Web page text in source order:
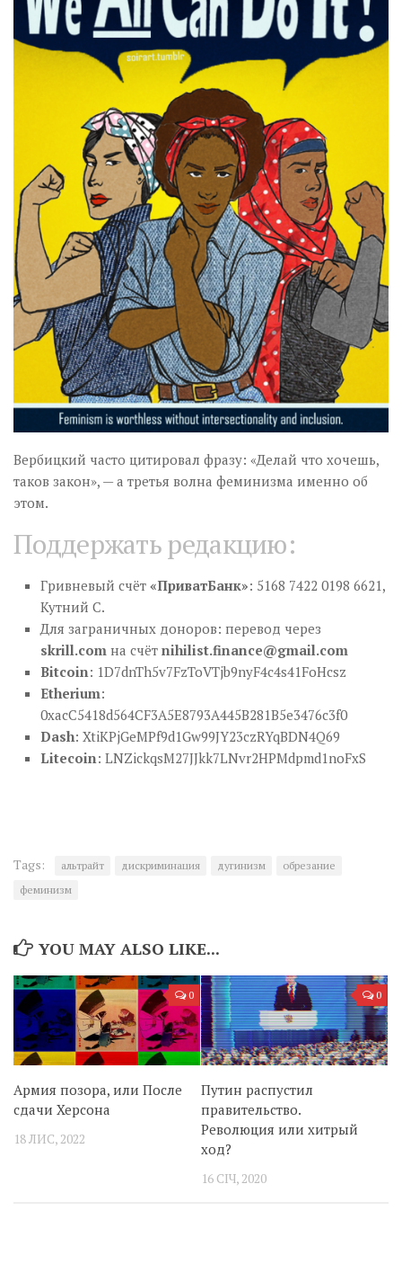
Вербицкий часто цитировал фразу: «Делай что хочешь,
таков закон», — а третья волна феминизма именно об
этом.
Поддержать редакцию:
Гривневый счёт «ПриватБанк»: 5168 7422 0198 6621,
Кутний С.
Для заграничных доноров: перевод через
skrill.com на счёт nihilist.finance@gmail.com
Bitcoin: 1D7dnTh5v7FzToVTjb9nyF4c4s41FoHcsz
Etherium:
0xacC5418d564CF3A5E8793A445B281B5e3476c3f0
Dash: XtiKPjGeMPf9d1Gw99JY23czRYqBDN4Q69
Litecoin: LNZickqsM27JJkk7LNvr2HPMdpmd1noFxS
Tags: альтрайт дискриминация дугинизм
обрезание
феминизм
YOU MAY ALSO LIKE...
0
Армия позора, или После
сдачи Херсона
18 ЛИС, 2022
0
Путин распустил
правительство.
Революция или хитрый
ход?
16 СІЧ, 2020